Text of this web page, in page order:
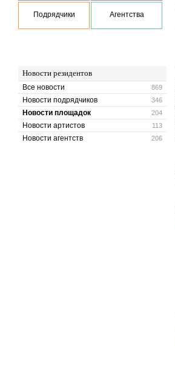
Подрядчики Агентства
Новости резидентов
869
Все новости
346
Новости подрядчиков
204
Новости площадок
113
Новости артистов
206
Новости агентств